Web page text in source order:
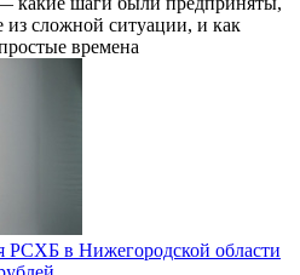
из сложной ситуации, и как
времена
РСХБ в Нижегородской области